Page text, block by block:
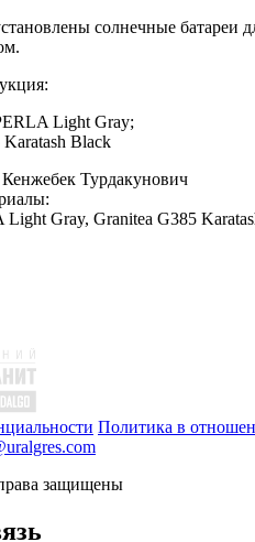
солнечные батареи
Light Gray;
Black
Турдакунович
Gray, Granitea G385
Политика в
защищены